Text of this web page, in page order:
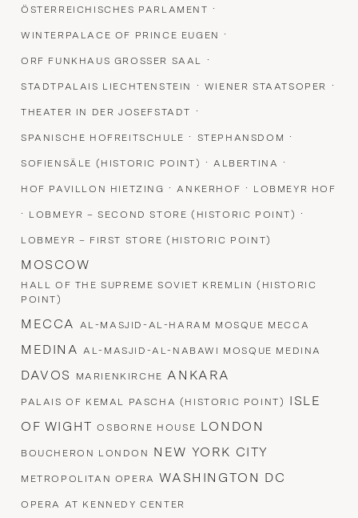
ÖSTERREICHISCHES PARLAMENT ·
WINTERPALACE OF PRINCE EUGEN ·
ORF FUNKHAUS GROSSER SAAL ·
STADTPALAIS LIECHTENSTEIN · WIENER STAATSOPER ·
THEATER IN DER JOSEFSTADT ·
SPANISCHE HOFREITSCHULE · STEPHANSDOM ·
SOFIENSÄLE (HISTORIC POINT) ·ALBERTINA ·
HOF PAVILLON HIETZING ·ANKERHOF · LOBMEYR HOF
· LOBMEYR – SECOND STORE (HISTORIC POINT) ·
LOBMEYR – FIRST STORE (HISTORIC POINT)
MOSCOW
HALL OF THE SUPREME SOVIET KREMLIN (HISTORIC
POINT)
MECCA AL-MASJID-AL-HARAM MOSQUE MECCA
MEDINAAL-MASJID-AL-NABAWI MOSQUE MEDINA
DAVOS MARIENKIRCHE ANKARA
PALAIS OF KEMAL PASCHA (HISTORIC POINT)
ISLE
OF WIGHTOSBORNE HOUSE LONDON
BOUCHERON LONDON NEW YORK CITY
METROPOLITAN OPERA WASHINGTON DC
OPERA AT KENNEDY CENTER